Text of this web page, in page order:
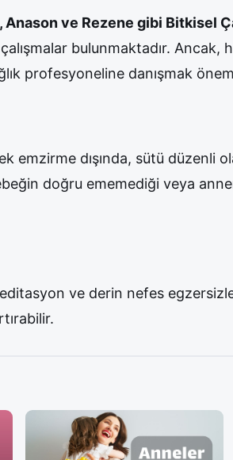
ve Rezene gibi Bitkisel
bulunmaktadır.
profesyoneline danışmak
emzirme dışında, sütü düzenli
doğru ememediği veya
ve derin nefes